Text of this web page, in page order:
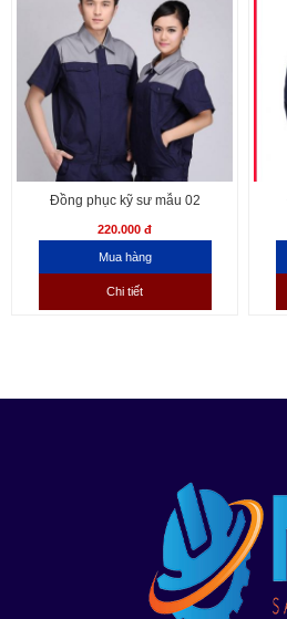
Đồng phục kỹ sư mẫu 02
220.000 đ
Chi tiết